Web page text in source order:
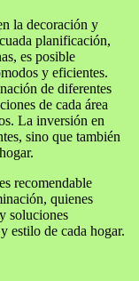
la decoración y
planificación,
es posible
y eficientes.
de diferentes
de cada área
La inversión en
sino que también
recomendable
quienes
soluciones
estilo de cada hogar.